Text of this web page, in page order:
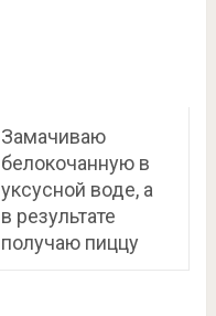
Замачиваю
белокочанную в
уксусной воде, а
в результате
получаю пиццу